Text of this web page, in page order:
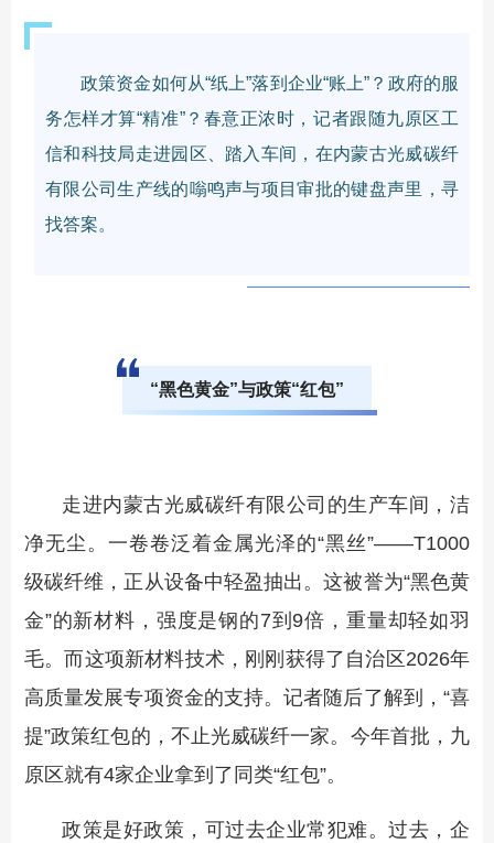
政策资金如何从“纸上”落到企业“账上”？政府的服
务怎样才算“精准”？春意正浓时，记者跟随九原区工
信和科技局走进园区、踏入车间，在内蒙古光威碳纤
有限公司生产线的嗡鸣声与项目审批的键盘声里，寻
找答案。
“黑色黄金”与政策“红包”
走进内蒙古光威碳纤有限公司的生产车间，洁
净无尘。一卷卷泛着金属光泽的“黑丝”——T1000
级碳纤维，正从设备中轻盈抽出。这被誉为“黑色黄
金”的新材料，强度是钢的7到9倍，重量却轻如羽
毛。而这项新材料技术，刚刚获得了自治区2026年
高质量发展专项资金的支持。记者随后了解到，“喜
提”政策红包的，不止光威碳纤一家。今年首批，九
原区就有4家企业拿到了同类“红包”。
政策是好政策，可过去企业常犯难。过去，企